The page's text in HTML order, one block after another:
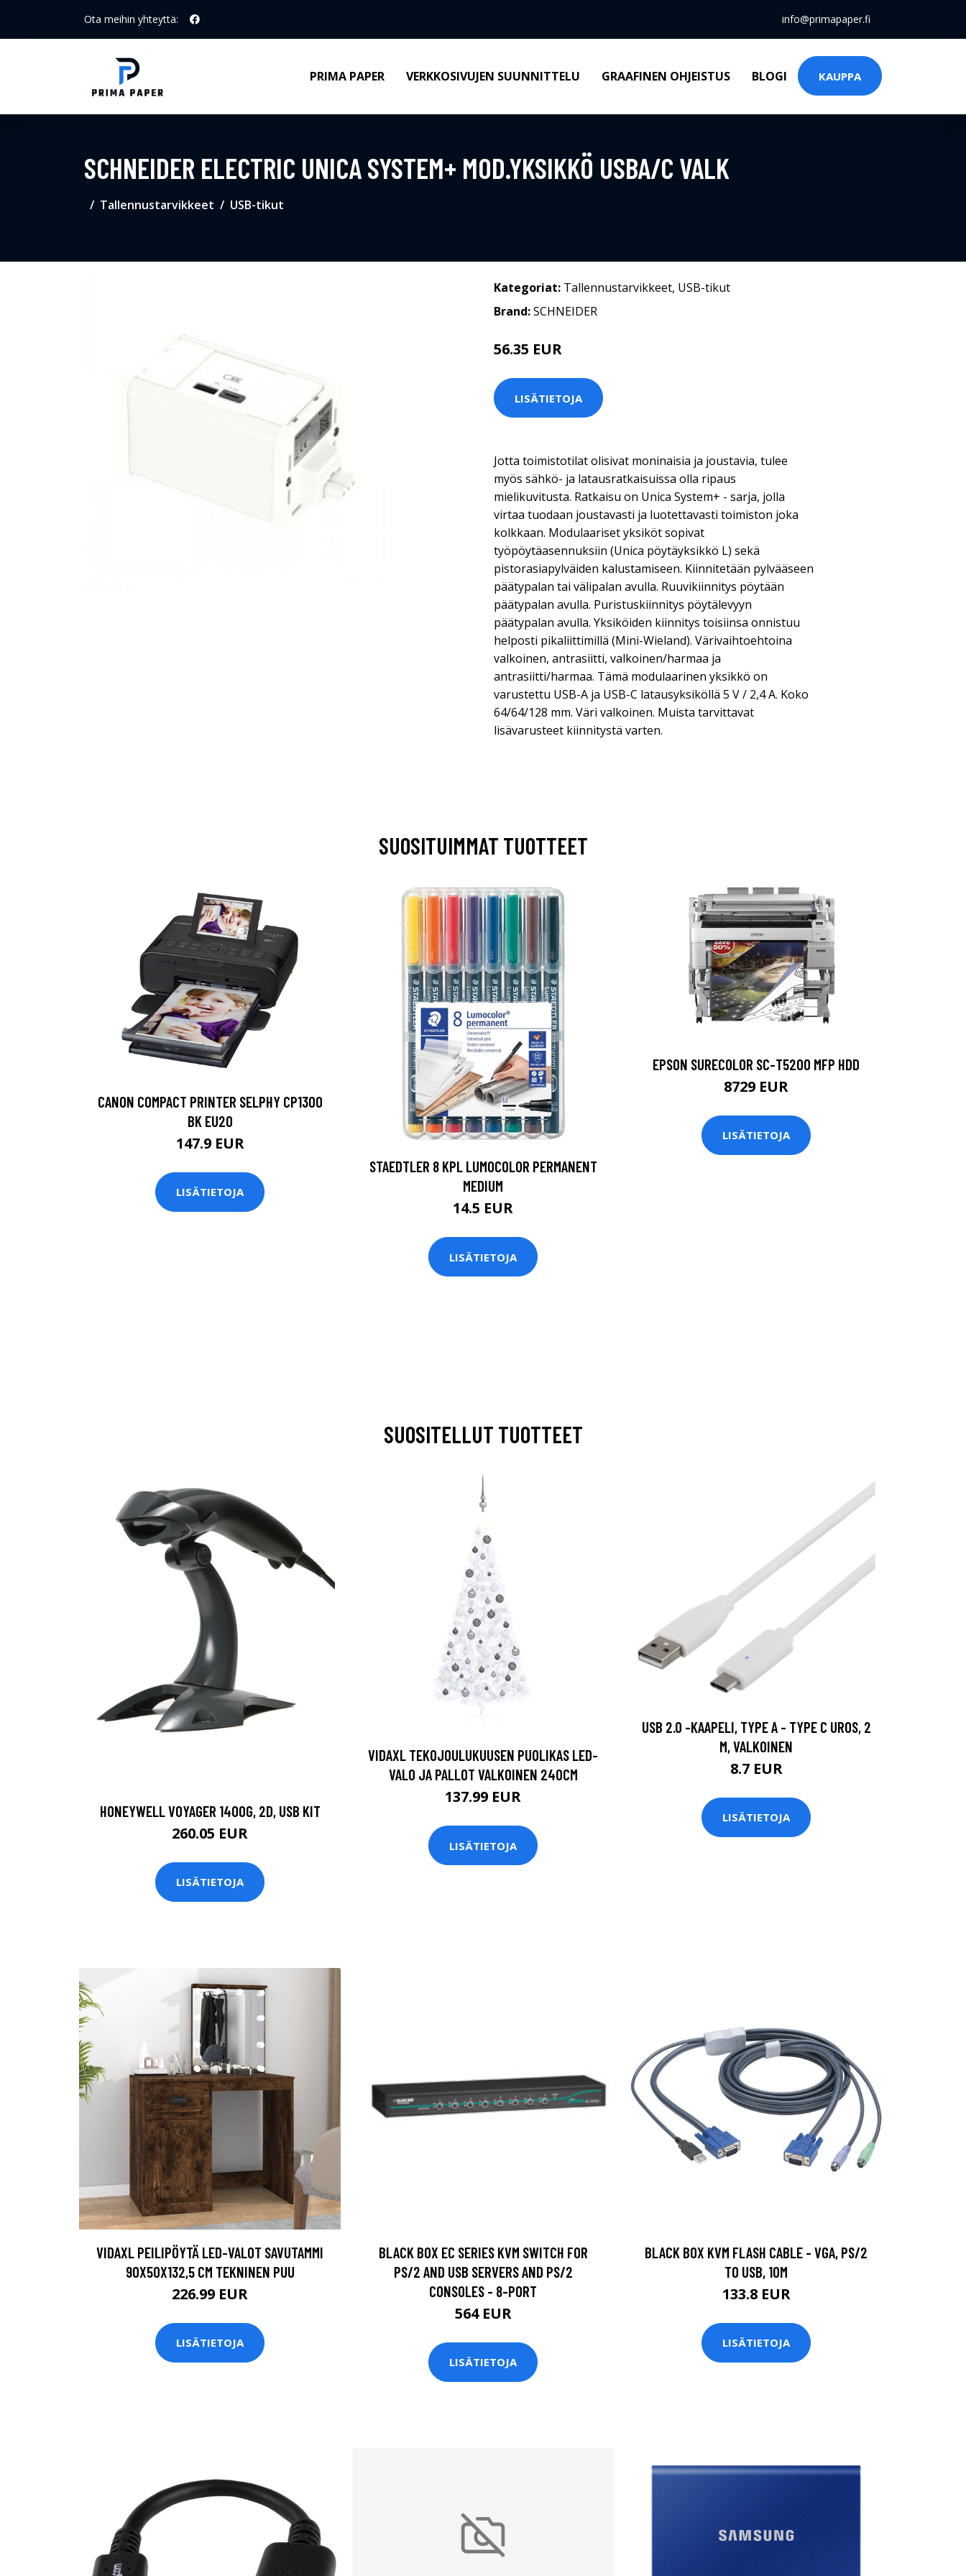
Ota meihin yhteyttä: info@primapaper.fi
PRIMA PAPER VERKKOSIVUJEN SUUNNITTELU GRAAFINEN OHJEISTUS BLOGI KAUPPA
SCHNEIDER ELECTRIC UNICA SYSTEM+ MOD.YKSIKKÖ USBA/C VALK
Tallennustarvikkeet USB-tikut
Kategoriat: Tallennustarvikkeet, USB-tikut
Brand:SCHNEIDER
56.35 EUR
LISÄTIETOJA
Jotta toimistotilat olisivat moninaisia ja joustavia, tulee
myös sähkö- ja latausratkaisuissa olla ripaus
mielikuvitusta. Ratkaisu on Unica System+ - sarja, jolla
virtaa tuodaan joustavasti ja luotettavasti toimiston joka
kolkkaan. Modulaariset yksiköt sopivat
työpöytäasennuksiin (Unica pöytäyksikkö L) sekä
pistorasiapylväiden kalustamiseen. Kiinnitetään pylvääseen
päätypalan tai välipalan avulla. Ruuvikiinnitys pöytään
päätypalan avulla. Puristuskiinnitys pöytälevyyn
päätypalan avulla. Yksiköiden kiinnitys toisiinsa onnistuu
helposti pikaliittimillä (Mini-Wieland). Värivaihtoehtoina
valkoinen, antrasiitti, valkoinen/harmaa ja
antrasiitti/harmaa. Tämä modulaarinen yksikkö on
varustettu USB-A ja USB-C latausyksiköllä 5 V / 2,4 A. Koko
64/64/128 mm. Väri valkoinen. Muista tarvittavat
lisävarusteet kiinnitystä varten.
SUOSITUIMMAT TUOTTEET
CANON COMPACT PRINTER SELPHY CP1300
BK EU20
147.9 EUR
LISÄTIETOJA
STAEDTLER 8 KPL LUMOCOLOR PERMANENT
MEDIUM
14.5 EUR
LISÄTIETOJA
EPSON SURECOLOR SC-T5200 MFP HDD
8729 EUR
LISÄTIETOJA
SUOSITELLUT TUOTTEET
HONEYWELL VOYAGER 1400G, 2D, USB KIT
260.05 EUR
LISÄTIETOJA
VIDAXL TEKOJOULUKUUSEN PUOLIKAS LED-
VALO JA PALLOT VALKOINEN 240CM
137.99 EUR
LISÄTIETOJA
USB 2.0 -KAAPELI, TYPE A - TYPE C UROS, 2
M, VALKOINEN
8.7 EUR
LISÄTIETOJA
VIDAXL PEILIPÖYTÄ LED-VALOT SAVUTAMMI
90X50X132,5 CM TEKNINEN PUU
226.99 EUR
LISÄTIETOJA
BLACK BOX EC SERIES KVM SWITCH FOR
PS/2 AND USB SERVERS AND PS/2
CONSOLES - 8-PORT
564 EUR
LISÄTIETOJA
BLACK BOX KVM FLASH CABLE - VGA, PS/2
TO USB, 10M
133.8 EUR
LISÄTIETOJA